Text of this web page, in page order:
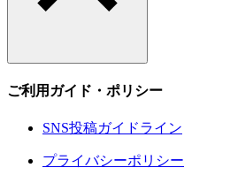
ご利用ガイド・ポリシー
SNS投稿ガイドライン
プライバシーポリシー